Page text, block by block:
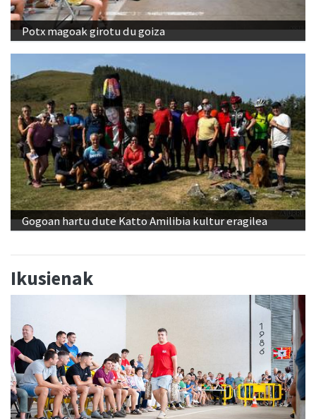
Potx magoak girotu du goiza
Gogoan hartu dute Katto Amilibia kultur eragilea
Ikusienak